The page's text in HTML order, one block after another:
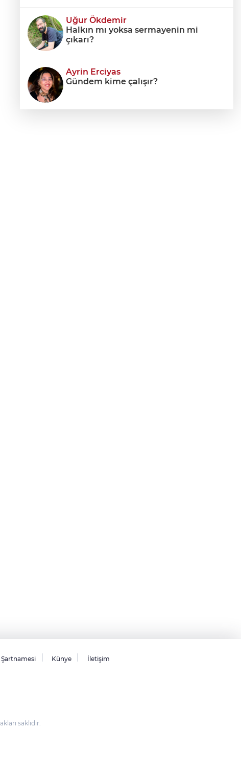
Uğur Ökdemir
Halkın mı yoksa sermayenin mi
çıkarı?
Ayrin Erciyas
Gündem kime çalışır?
Şartnamesi Künye İletişim
saklıdır.